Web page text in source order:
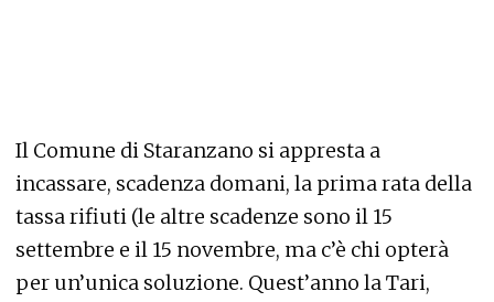
Il Comune di Staranzano si appresta a
incassare, scadenza domani, la prima rata della
tassa rifiuti (le altre scadenze sono il 15
settembre e il 15 novembre, ma c’è chi opterà
per un’unica soluzione. Quest’anno la Tari,